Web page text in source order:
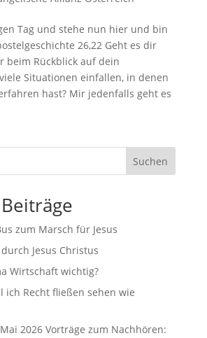
Tag und stehe nun hier und bin
26,22 Geht es dir
beim Rückblick auf dein
Situationen einfallen, in denen
hast? Mir jedenfalls geht es
Suchen
zum Marsch für Jesus
Jesus Christus
Wirtschaft wichtig?
ich Recht fließen sehen wie
2026 Vorträge zum Nachhören: